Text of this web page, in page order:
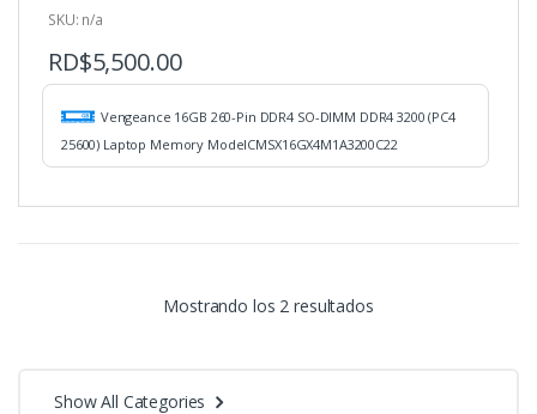
SKU: n/a
RD$5,500.00
Vengeance 16GB 260-Pin DDR4 SO-DIMM DDR4 3200 (PC4
25600) Laptop Memory ModelCMSX16GX4M1A3200C22
Mostrando los 2 resultados
Show All Categories